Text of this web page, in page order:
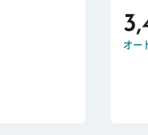
オー